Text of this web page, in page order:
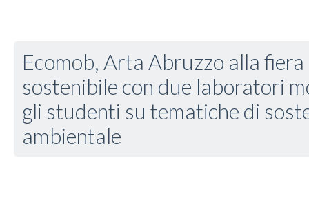
Ecomob, Arta Abruzzo alla
sostenibile con due laboratori
gli studenti su tematiche di
ambientale